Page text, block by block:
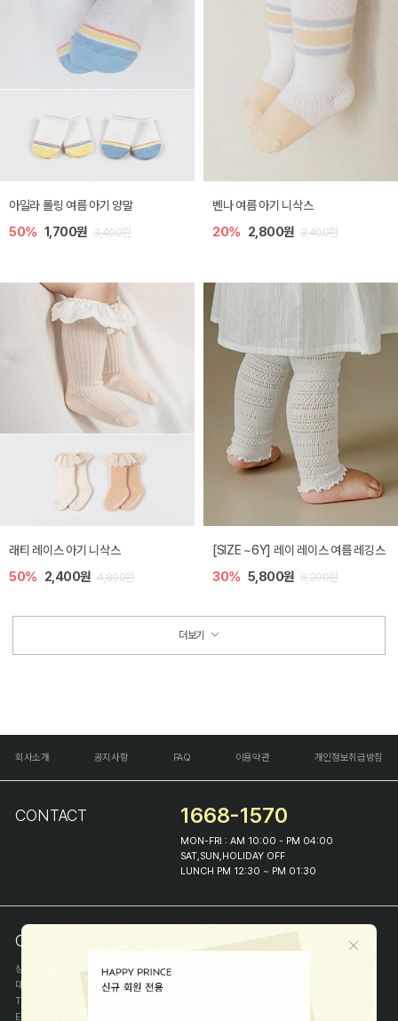
아일라 롤링 여름 아기 양말
50% 1,700원 3,400원
벤나 여름 아기 니삭스
20% 2,800원 3,400원
래티 레이스 아기 니삭스
50% 2,400원 4,800원
[SIZE ~6Y] 레이 레이스 여름 레깅스
30% 5,800원 8,200원
더보기
회사소개 공지사항 FAQ 이용약관 개인정보취급방침
CONTACT 1668-1570
MON-FRI : AM 10:00 - PM 04:00
SAT,SUN,HOLIDAY OFF
LUNCH PM 12:30 ~ PM 01:30
COMPANY INFO
상호
(주)해피프린스
대표
이화진
TEL
E-MAIL